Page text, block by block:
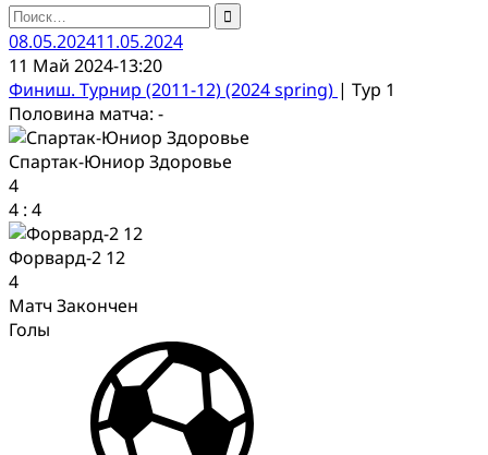
Найти:
08.05.202411.05.2024
11 Май 2024-13:20
Финиш. Турнир (2011-12) (2024 spring) | Тур 1
Половина матча: -
Спартак-Юниор Здоровье
4
4 : 4
Форвард-2 12
4
Матч Закончен
Голы